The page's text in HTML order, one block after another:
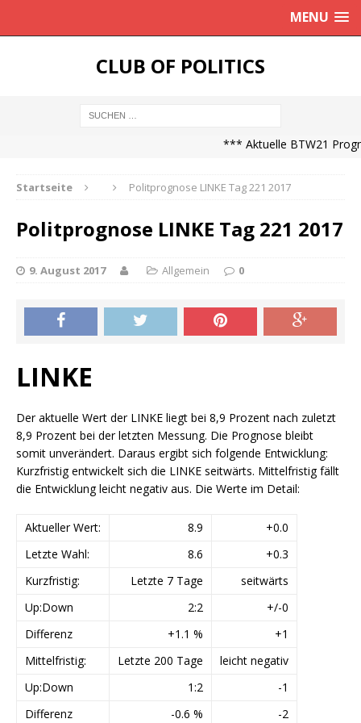
MENU
CLUB OF POLITICS
*** Aktuelle BTW21
Startseite Politprognose LINKE Tag 221 2017
Politprognose LINKE Tag 221 2017
9. August 2017 Allgemein 0
LINKE
Der aktuelle Wert der LINKE liegt bei 8,9 Prozent nach zuletzt
8,9 Prozent bei der letzten Messung. Die Prognose bleibt
somit unverändert. Daraus ergibt sich folgende Entwicklung:
Kurzfristig entwickelt sich die LINKE seitwärts. Mittelfristig fällt
die Entwicklung leicht negativ aus. Die Werte im Detail:
Aktueller Wert: 8.9
+0.0
Letzte Wahl:
8.6
+0.3
Kurzfristig:
Letzte 7 Tage
seitwärts
Up:Down
2:2
+/-0
Differenz
+1.1 %
+1
Mittelfristig:
Letzte 200 Tage
leicht negativ
Up:Down
1:2
-1
Differenz
-0.6 % -2